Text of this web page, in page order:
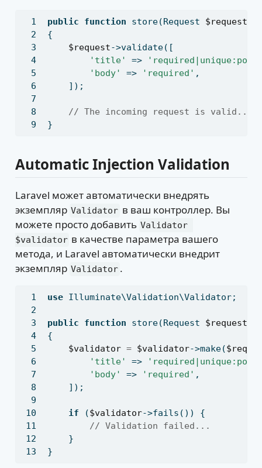
public function store(Request $request
{
$request->validate([
'title'
=>
'body'
=> 'required' ,
    ])
;
// The incoming request is valid...
}
Automatic Injection Validation
Laravel может автоматически внедрять
экземпляр Validator в ваш контроллер. Вы
можете просто добавить Validator
$validator в качестве параметра вашего
метода, и Laravel автоматически внедрит
экземпляр Validator .
use Illuminate\Validation\Validator;
public function store(Request $request
{
$validator = $validator->make(
'title'
=>
'body'
=> 'required' ,
    ])
;
if ($validator->fails()) {
// Validation failed...
    }
}